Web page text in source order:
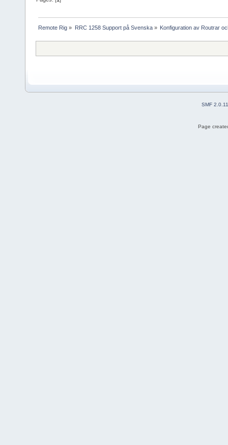
Remote Rig » RRC 1258 Support på Svenska» Konfiguration av Routrar
SMF 2.0.11
Page